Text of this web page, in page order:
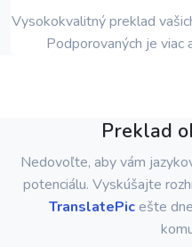
Vysokokvalitný preklad
Podporovaných je viac
Preklad
Nedovoľte, aby vám
potenciálu. Vyskúšajte
TranslatePicešte